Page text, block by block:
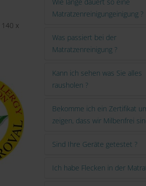
x
Matratzenreinigungeinigung ?
Was passiert bei der
Matratzenreinigung ?
Kann ich sehen was Sie alles
rausholen ?
Bekomme ich ein Zertifikat
zeigen, dass wir Milbenfrei
Sind Ihre Geräte getestet ?
Ich habe Flecken in der